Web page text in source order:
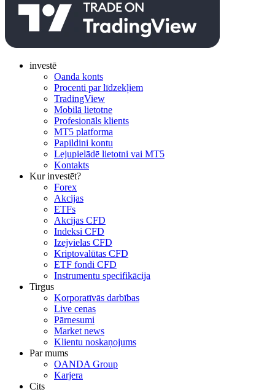
investē
Oanda konts
Procenti par līdzekļiem
TradingView
Mobilā lietotne
Profesionāls klients
MT5 platforma
Papildini kontu
Lejupielādē lietotni vai MT5
Kontakts
Kur investēt?
Forex
Akcijas
ETFs
Akcijas CFD
Indeksi CFD
Izejvielas CFD
Kriptovalūtas CFD
ETF fondi CFD
Instrumentu specifikācija
Tirgus
Korporatīvās darbības
Live cenas
Pārnesumi
Market news
Klientu noskaņojums
Par mums
OANDA Group
Karjera
Cits